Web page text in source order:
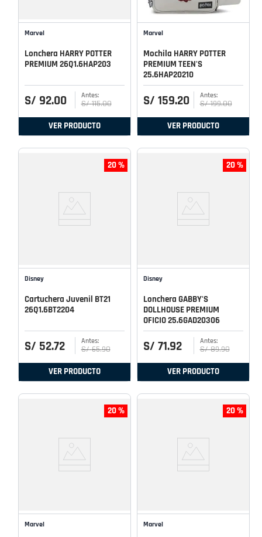
Marvel
Lonchera HARRY POTTER
PREMIUM 26Q1.6HAP203
S/ 92.00 S/ 115.00
VER PRODUCTO
Marvel
Mochila HARRY POTTER
PREMIUM TEEN'S
25.6HAP20210
S/ 159.20 S/ 199.00
VER PRODUCTO
20 %
Disney
Cartuchera Juvenil BT21
26Q1.6BT2204
S/ 52.72 S/ 65.90
VER PRODUCTO
20 %
Disney
Lonchera GABBY'S
DOLLHOUSE PREMIUM
OFICIO 25.6GAD20306
S/ 71.92 S/ 89.90
VER PRODUCTO
20 %
Marvel
20 %
Marvel